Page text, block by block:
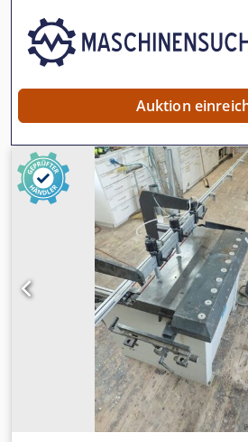
Schablonen und Hand-Oberfraese
Werkstoffmaterialien wie
Mehrschichtplatten,
Anschlag) Verfügbarkeit: kurzfristig
Auktion